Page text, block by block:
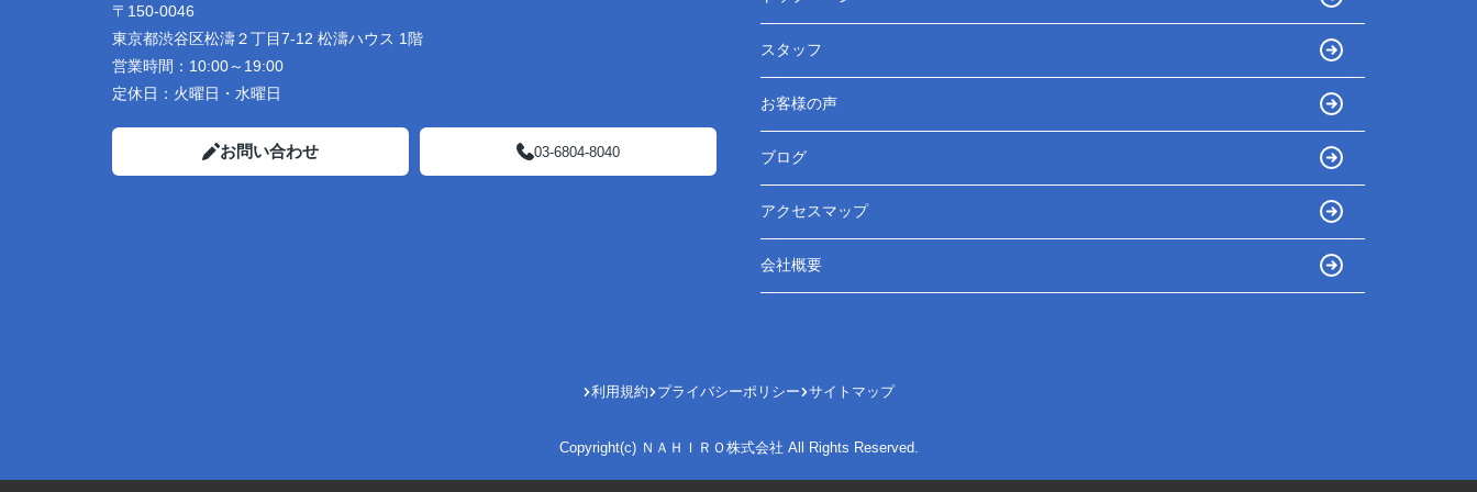
〒150-0046
東京都渋谷区松濤２丁目7-12 松濤ハウス 1階
営業時間： 10:00～19:00
定休日： 火曜日・水曜日
お問い合わせ 03-6804-8040
スタッフ
お客様の声
ブログ
アクセスマップ
会社概要
利用規約 プライバシーポリシー サイトマップ
Copyright(c) ＮＡＨＩＲＯ株式会社 All Rights Reserved.